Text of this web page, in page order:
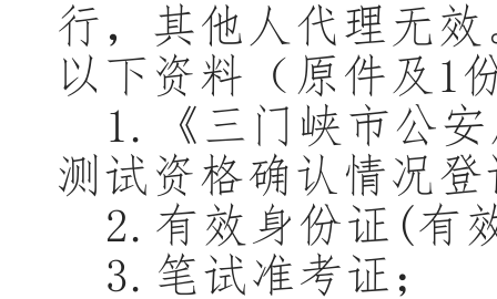
行，其他人代理无
以下资料（原件及 1
1.
《三门峡市公
测试资格确认情况
2. 有效身份证 (有
3. 笔试准考证；